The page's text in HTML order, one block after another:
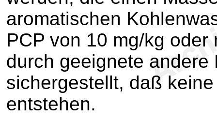
aromatischen
PCP von 10 mg/kg
durch geeignete andere
sichergestellt, daß
entstehen.